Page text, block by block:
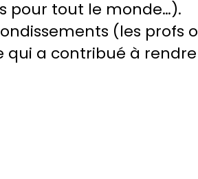
pour tout le monde…).
(les profs
qui a contribué à